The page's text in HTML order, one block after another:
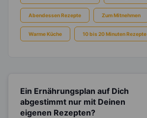
Abendessen Rezepte Zum Mitnehmen
Warme Küche 10 bis 20 Minuten Rezepte
Ein Ernährungsplan auf Dich
abgestimmt nur mit Deinen
eigenen Rezepten?